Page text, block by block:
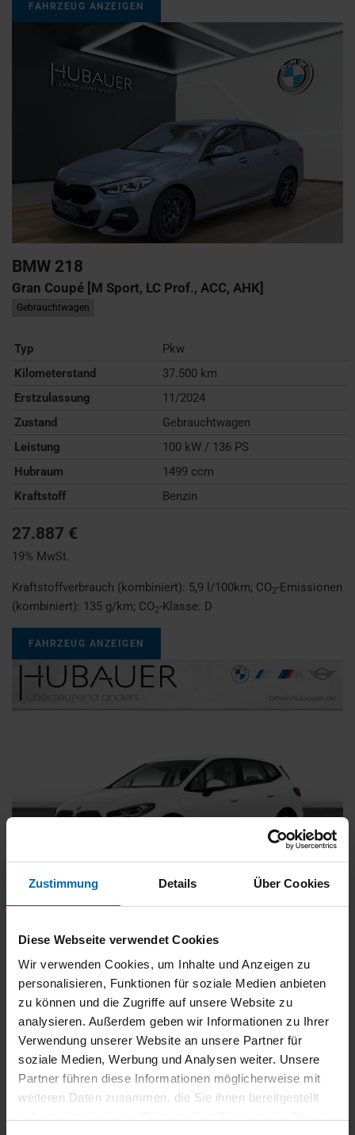
Zustimmung Details Über Cookies
Diese Webseite verwendet Cookies
Wir verwenden Cookies, um Inhalte und Anzeigen zu
personalisieren, Funktionen für soziale Medien anbieten
zu können und die Zugriffe auf unsere Website zu
analysieren. Außerdem geben wir Informationen zu Ihrer
Verwendung unserer Website an unsere Partner für
soziale Medien, Werbung und Analysen weiter. Unsere
Partner führen diese Informationen möglicherweise mit
weiteren Daten zusammen, die Sie ihnen bereitgestellt
FAHRZEUG ANZEIGEN
BMW 218
Gran Coupé [M Sport, LC Prof., ACC, AHK]
Gebrauchtwagen
Typ
Pkw
Kilometerstand
37.500 km
Erstzulassung
11/2024
Zustand
Gebrauchtwagen
Leistung
100 kW / 136 PS
Hubraum
1499 ccm
Kraftstoff
Benzin
27.887 €
19% MwSt.
Kraftstoffverbrauch (kombiniert): 5,9 l/100km; CO2-Emissionen
(kombiniert): 135 g/km; CO2-Klasse: D
FAHRZEUG ANZEIGEN
BMW 225
Gebrauchtwagen
Typ
Pkw
Kilometerstand
54.750 km
Erstzulassung
05/2023
Zustand
Gebrauchtwagen
Leistung
180 kW / 245 PS